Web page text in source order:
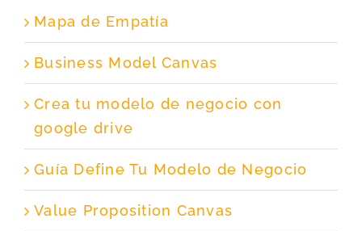
Mapa de Empatía
Business Model Canvas
Crea tu modelo de negocio con
google drive
Guía Define Tu Modelo de Negocio
Value Proposition Canvas